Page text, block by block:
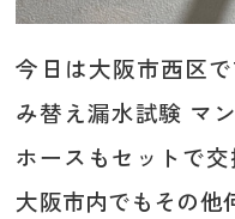
今日は大阪市西区で
み替え漏水試験 マ
ホースもセットで
大阪市内でもその他